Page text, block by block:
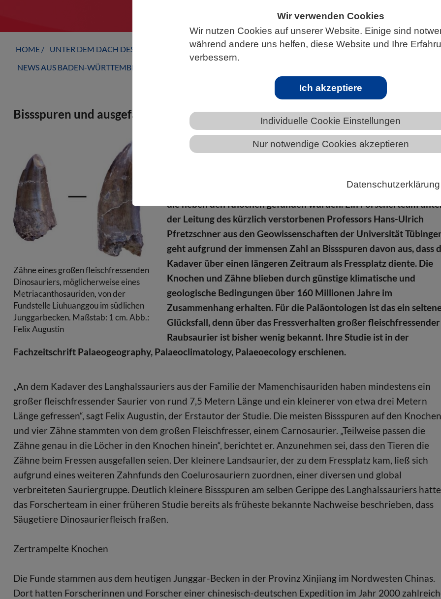
Wir verwenden Cookies
Wir nutzen Cookies auf unserer Website. Einige sind
während andere uns helfen, diese Website und Ihre
verbessern.
Ich akzeptiere
Individuelle Cookie Einstellungen
Nur notwendige Cookies akzeptieren
Datenschutzerklärung
HOME UNTER DEM DACH DES VBIO LANDESVERBÄNDE
BADEN-WÜRTTEMBERG
NEWS AUS BADEN-WÜRTTEMBERG
Bissspuren und ausgefallene Zähne bringen Licht ins Fressverhalten von
Zähne eines großen fleischfressenden
Dinosauriers, möglicherweise eines
Metriacanthosauriden, von der
Fundstelle Liuhuanggou im südlichen
Junggarbecken. Maßstab: 1 cm. Abb.:
Felix Augustin
Der Kadaver eines rund 20 Meter langen Langhalssauriers im
Knochen sowie mehrere zu den Spuren passende
die neben den Knochen gefunden wurden. Ein Forscherteam
der Leitung des kürzlich verstorbenen Professors Hans-Ulrich
Pfretzschner aus den Geowissenschaften der Universität
geht aufgrund der immensen Zahl an Bissspuren davon aus, dass
Kadaver über einen längeren Zeitraum als Fressplatz diente. Die
Knochen und Zähne blieben durch günstige klimatische und
geologische Bedingungen über 160 Millionen Jahre im
Zusammenhang erhalten. Für die Paläontologen ist das ein
Glücksfall, denn über das Fressverhalten großer fleischfressender
Raubsaurier ist bisher wenig bekannt. Ihre Studie ist in der
Fachzeitschrift Palaeogeography, Palaeoclimatology, Palaeoecology erschienen.
„An dem Kadaver des Langhalssauriers aus der Familie der Mamenchisauriden haben mindestens ein
großer fleischfressender Saurier von rund 7,5 Metern Länge und ein kleinerer von etwa drei Metern
Länge gefressen“, sagt Felix Augustin, der Erstautor der Studie. Die meisten Bissspuren auf den Knochen
und vier Zähne stammten von dem großen Fleischfresser, einem Carnosaurier. „Teilweise passen die
Zähne genau in die Löcher in den Knochen hinein“, berichtet er. Anzunehmen sei, dass den Tieren die
Zähne beim Fressen ausgefallen seien. Der kleinere Landsaurier, der zu dem Fressplatz kam, ließ sich
aufgrund eines weiteren Zahnfunds den Coelurosauriern zuordnen, einer diversen und global
verbreiteten Sauriergruppe. Deutlich kleinere Bissspuren am selben Gerippe des Langhalssauriers hatte
das Forscherteam in einer früheren Studie bereits als früheste bekannte Nachweise beschrieben, dass
Säugetiere Dinosaurierfleisch fraßen.
Zertrampelte Knochen
Die Funde stammen aus dem heutigen Junggar-Becken in der Provinz Xinjiang im Nordwesten Chinas.
Dort hatten Forscherinnen und Forscher einer chinesisch-deutschen Expedition im Jahr 2000